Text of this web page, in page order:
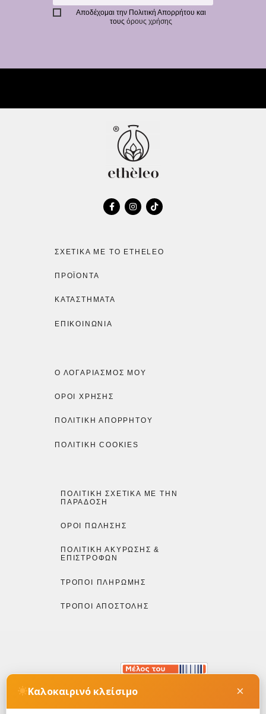
Αποδέχομαι την Πολιτική Απορρήτου και
τουςόρους χρήσης
ΣΧΕΤΙΚΆ ΜΕ ΤΟ ETHELEO
ΠΡΟΪΌΝΤΑ
ΚΑΤΑΣΤΉΜΑΤΑ
ΕΠΙΚΟΙΝΩΝΙΑ
Ο ΛΟΓΑΡΙΑΣΜΌΣ ΜΟΥ
ΟΡΟΙ ΧΡΗΣΗΣ
ΠΟΛΙΤΙΚΉ ΑΠΟΡΡΉΤΟΥ
ΠΟΛΙΤΙΚΉ COOKIES
ΠΟΛΙΤΙΚΉ ΣΧΕΤΙΚΆ ΜΕ ΤΗΝ
ΠΑΡΆΔΟΣΗ
ΌΡΟΙ ΠΏΛΗΣΗΣ
ΠΟΛΙΤΙΚΉ ΑΚΎΡΩΣΗΣ &
ΕΠΙΣΤΡΟΦΏΝ
ΤΡΌΠΟΙ ΠΛΗΡΩΜΉΣ
ΤΡΌΠΟΙ ΑΠΟΣΤΟΛΉΣ
Καλοκαιρινό κλείσιμο ×